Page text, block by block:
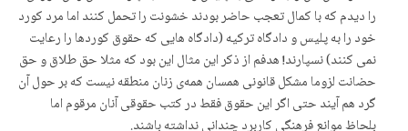
را دیدم کە با کمال تعجب حاضر بودند خشونت را تحمل کنند اما مرد کورد
خود را بە پلیس و دادگاه ترکیە (دادگاه هایی کە حقوق کوردها را رعایت
نمی کنند) نسپارند! هدفم از ذکر این مثال این بود کە مثلا حق طلاق و حق
حضانت لزوما مشکل قانونی همسان همەی زنان منطقە نیست کە بر حول آن
گرد هم آیند حتی اگر این حقوق فقط در کتب حقوقی آنان مرقوم اما